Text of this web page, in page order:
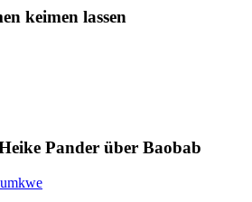
keimen lassen
Pander über Baobab